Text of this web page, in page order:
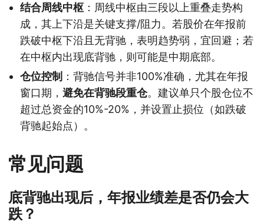
结合周线中枢 ：周线中枢由三段以上重叠走势构
成，其上下沿是关键支撑/阻力。若股价在年报前
跌破中枢下沿且无背驰，表明趋势弱，宜回避；若
在中枢内出现底背驰，则可能是中期底部。
仓位控制 ：背驰信号并非100%准确，尤其在年报
窗口期， 避免在背驰段重仓。建议单只个股仓位不
超过总资金的10%-20%，并设置止损位（如跌破
背驰起始点）。
常见问题
底背驰出现后，年报业绩差是否仍会大
跌？